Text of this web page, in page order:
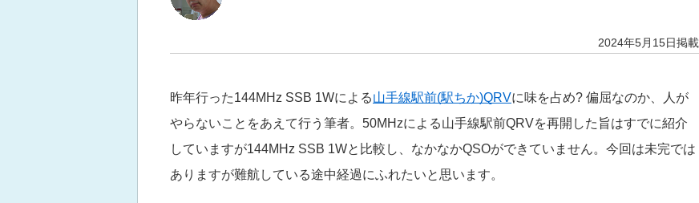
2024年5月15日掲載
昨年行った144MHz SSB 1Wによる山手線駅前(駅ちか)QRVに味を占め? 偏屈なのか、人が
やらないことをあえて行う筆者。50MHzによる山手線駅前QRVを再開した旨はすでに紹介
していますが144MHz SSB 1Wと比較し、なかなかQSOができていません。今回は未完では
ありますが難航している途中経過にふれたいと思います。